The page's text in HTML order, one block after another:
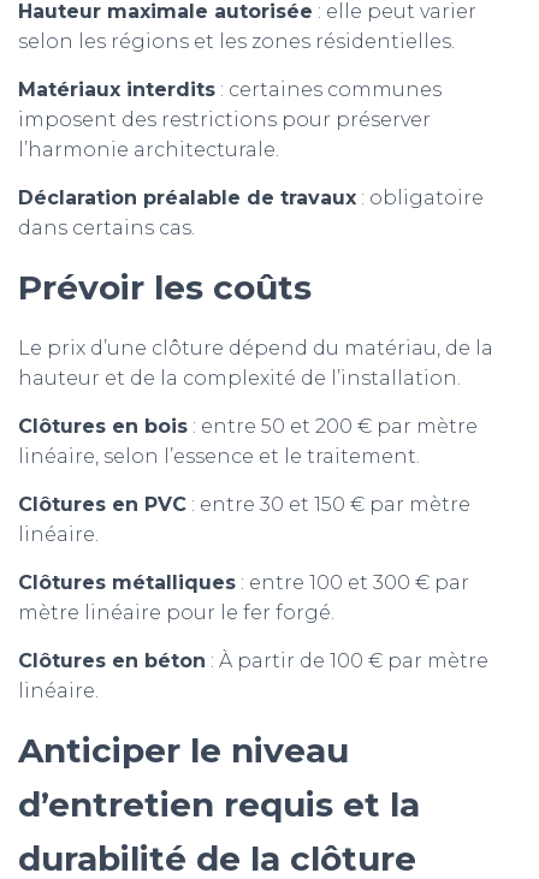
Hauteur maximale autorisée : elle peut varier
selon les régions et les zones résidentielles.
Matériaux interdits : certaines communes
imposent des restrictions pour préserver
l’harmonie architecturale.
Déclaration préalable de travaux : obligatoire
dans certains cas.
Prévoir les coûts
Le prix d’une clôture dépend du matériau, de la
hauteur et de la complexité de l’installation.
Clôtures en bois : entre 50 et 200 € par mètre
linéaire, selon l’essence et le traitement.
Clôtures en PVC : entre 30 et 150 € par mètre
linéaire.
Clôtures métalliques : entre 100 et 300 € par
mètre linéaire pour le fer forgé.
Clôtures en béton : À partir de 100 € par mètre
linéaire.
Anticiper le niveau
d’entretien requis et la
durabilité de la clôture